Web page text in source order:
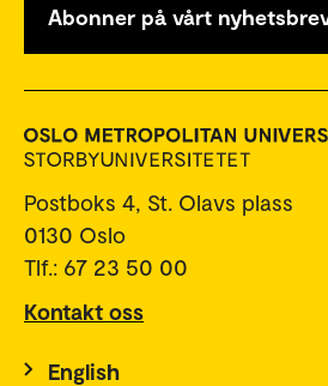
Abonner på vårt
Postboks 4, St. Olavs plass
0130 Oslo
Tlf.: 67 23 50 00
Kontakt oss
English